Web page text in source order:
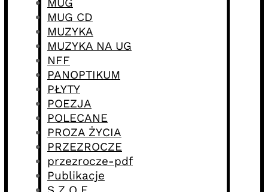
MUG CD
MUZYKA
MUZYKA NA UG
NFF
PANOPTIKUM
PŁYTY
POEZJA
POLECANE
PROZA ŻYCIA
PRZEZROCZE
przezrocze-pdf
Publikacje